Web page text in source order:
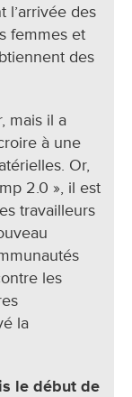
l’arrivée des
femmes et
des
mais il a
à une
Or,
2.0 », il est
travailleurs
les
la
le début de